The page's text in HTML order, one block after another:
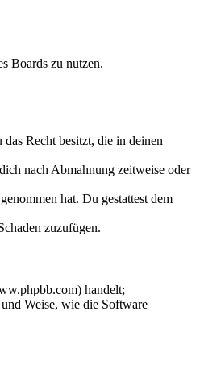
Boards zu nutzen.
Recht besitzt, die in deinen
nach Abmahnung zeitweise oder
hat. Du gestattest dem
zuzufügen.
handelt;
Weise, wie die Software